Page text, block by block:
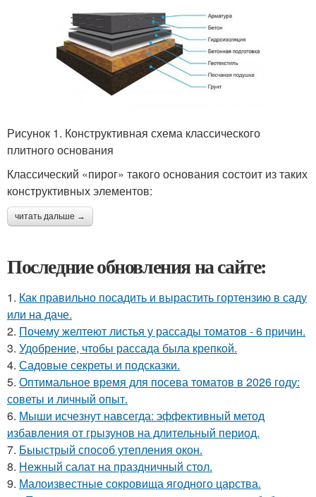
Рисунок 1. Конструктивная схема классического
плитного основания
Классический «пирог» такого основания состоит из таких
конструктивных элементов:
читать дальше →
Последние обновления на сайте:
1. Как правильно посадить и вырастить гортензию в саду
или на даче.
2. Почему желтеют листья у рассады томатов - 6 причин.
3. Удобрение, чтобы рассада была крепкoй.
4. Садовые секреты и подсказки.
5. Оптимальное время для посева томатов в 2026 году:
советы и личный опыт.
6. Мыши исчезнут навсегда: эффективный метод
избавления от грызунов на длительный период.
7. Быыстрый способ утепления окон.
8. Нежный салат на праздничный стол.
9. Малоизвестные сокровища ягодного царства.